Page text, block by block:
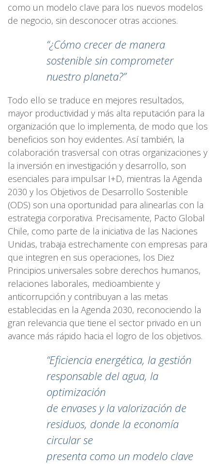
como un modelo clave para los nuevos modelos
de negocio, sin desconocer otras acciones.
“¿Cómo crecer de manera
sostenible sin comprometer
nuestro planeta?”
Todo ello se traduce en mejores resultados,
mayor productividad y más alta reputación para la
organización que lo implementa, de modo que los
beneficios son hoy evidentes. Así también, la
colaboración trasversal con otras organizaciones y
la inversión en investigación y desarrollo, son
esenciales para impulsar I+D, mientras la Agenda
2030 y los Objetivos de Desarrollo Sostenible
(ODS) son una oportunidad para alinearlas con la
estrategia corporativa. Precisamente, Pacto Global
Chile, como parte de la iniciativa de las Naciones
Unidas, trabaja estrechamente con empresas para
que integren en sus operaciones, los Diez
Principios universales sobre derechos humanos,
relaciones laborales, medioambiente y
anticorrupción y contribuyan a las metas
establecidas en la Agenda 2030, reconociendo la
gran relevancia que tiene el sector privado en un
avance más rápido hacia el logro de los objetivos.
“Eficiencia energética, la gestión
responsable del agua, la
optimización
de envases y la valorización de
residuos, donde la economía
circular se
presenta como un modelo clave